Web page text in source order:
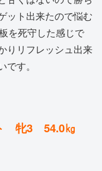
ット出来たので悩む
を死守した感じで
りリフレッシュ出来
す。
牝3 54.0㎏